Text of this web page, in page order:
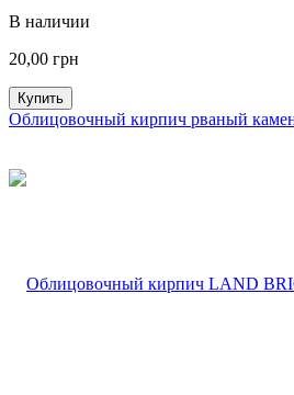
В наличии
20,00 грн
Купить
Облицовочный кирпич рваный